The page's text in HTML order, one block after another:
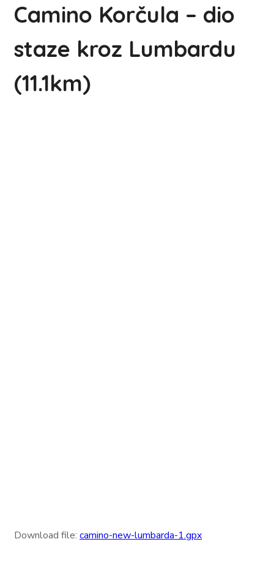
Camino Korčula – dio
staze kroz Lumbardu
(11.1km)
Download file: camino-new-lumbarda-1.gpx